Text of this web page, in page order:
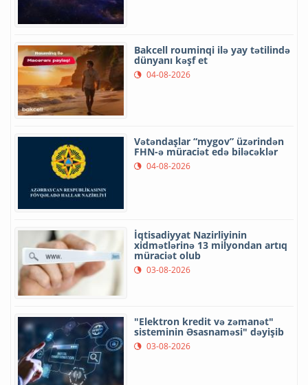
Bakcell rouminqi ilə yay tətilində
dünyanı kəşf et
04-08-2026
Vətəndaşlar “mygov” üzərindən
FHN-ə müraciət edə biləcəklər
04-08-2026
İqtisadiyyat Nazirliyinin
xidmətlərinə 13 milyondan artıq
müraciət olub
03-08-2026
"Elektron kredit və zəmanət"
sisteminin Əsasnaməsi" dəyişib
03-08-2026